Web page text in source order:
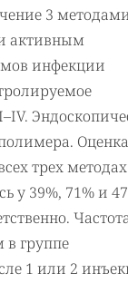
3
активным
инфекции
Оценка
трех методах
у 39%, 71% и
в группе
1 или 2